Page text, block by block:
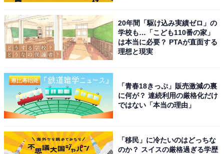
回答者からは、「小学生の時に初めて観て、世界観に夢
中になった記憶があり、感動したのを覚えています。大
人になってから見返しましたが、やはり賢者の石が一番
法、ハリーたちの幼いながらの友情が1番ありそれ以降
は話が難しくなっていき冒険や魔法要素よりも繋がった
謎を解く要素が強くなったため」（30代女性／滋賀
県）、「魔法世界の鮮やかな描写と魅力的なキャラクタ
ーや、友情の芽生えやハリーの成長が丁寧に描かれてい
て、初めての冒険に胸が高鳴る温かくワクワクする物語
20年間「駆け込み実績ゼロ」の
学校も…「こども110番の家」
は本当に必要？ PTAが直面する
理想と現実
「青春18きっぷ」販売激減の裏
に何が？ 連続利用の厳格化だけ
ではない「本当の理由」
「移民」に冷たいのはどっちな
のか？ スイスの厳格過ぎる学歴